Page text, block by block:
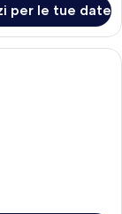
per le tue date
con due letti,